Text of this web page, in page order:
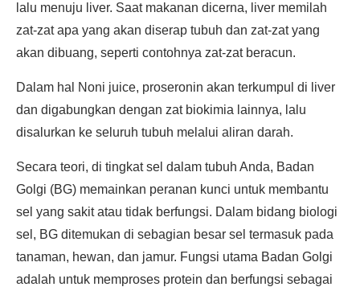
lalu menuju liver. Saat makanan dicerna, liver memilah
zat-zat apa yang akan diserap tubuh dan zat-zat yang
akan dibuang, seperti contohnya zat-zat beracun.
Dalam hal Noni juice, proseronin akan terkumpul di liver
dan digabungkan dengan zat biokimia lainnya, lalu
disalurkan ke seluruh tubuh melalui aliran darah.
Secara teori, di tingkat sel dalam tubuh Anda, Badan
Golgi (BG) memainkan peranan kunci untuk membantu
sel yang sakit atau tidak berfungsi. Dalam bidang biologi
sel, BG ditemukan di sebagian besar sel termasuk pada
tanaman, hewan, dan jamur. Fungsi utama Badan Golgi
adalah untuk memproses protein dan berfungsi sebagai